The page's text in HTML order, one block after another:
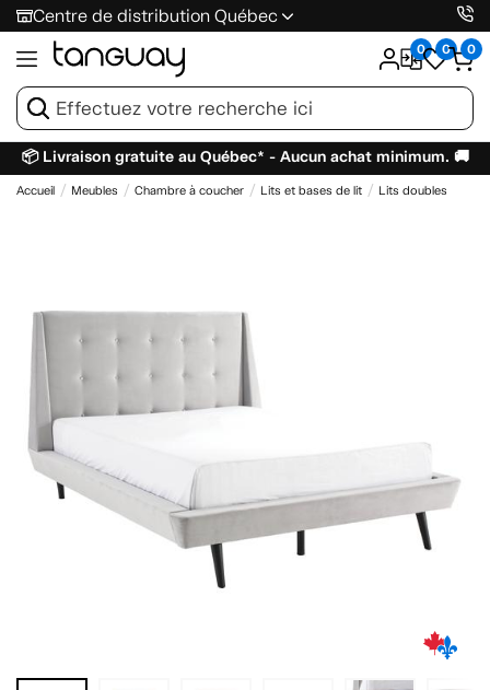
Centre de distribution Québec
0 0 0
📦 Livraison gratuite au Québec* - Aucun achat minimum. 🚚
Accueil Meubles Chambre à coucher Lits et bases de lit Lits doubles